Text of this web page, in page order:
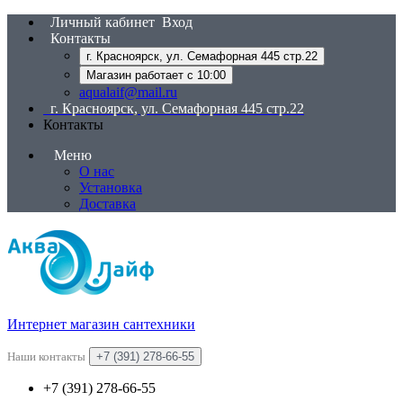
Личный кабинет Вход
Контакты
г. Красноярск, ул. Семафорная 445 стр.22
Магазин работает с 10:00
aqualaif@mail.ru
г. Красноярск, ул. Семафорная 445 стр.22
Контакты
Меню
О нас
Установка
Доставка
Интернет магазин сантехники
Наши контакты +7 (391) 278-66-55
+7 (391) 278-66-55